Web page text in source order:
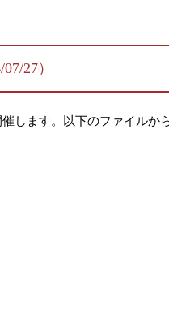
27）
します。以下のファイルか